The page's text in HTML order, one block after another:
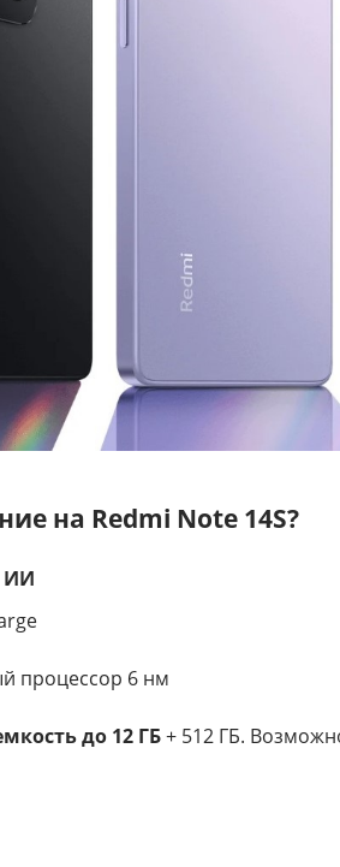
на Redmi Note 14S?
ИИ
процессор 6 нм
до 12 ГБ+ 512 ГБ.